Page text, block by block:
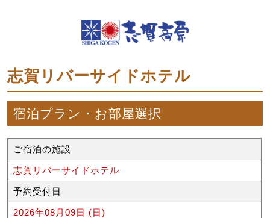
志賀リバーサイドホテル
宿泊プラン・お部屋選択
ご宿泊の施設
志賀リバーサイドホテル
予約受付日
2026年08月09日 (日)